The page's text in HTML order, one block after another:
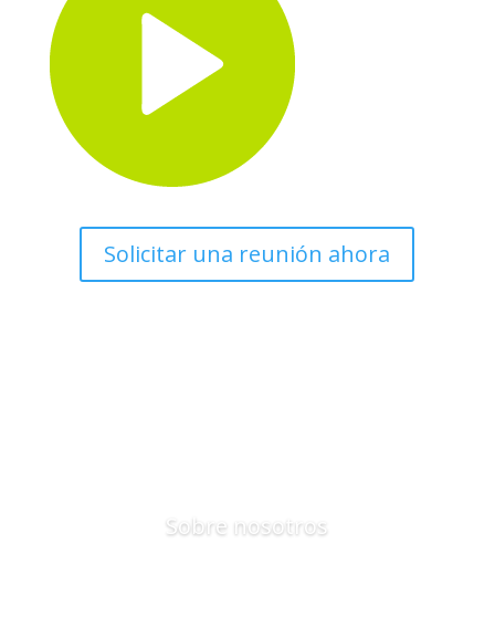
Solicitar una reunión ahora
Sobre nosotros